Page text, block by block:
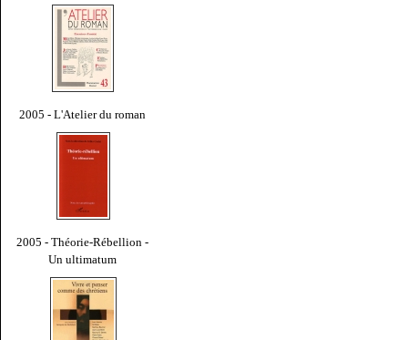
2005 - L'Atelier du roman
2005 - Théorie-Rébellion -
Un ultimatum